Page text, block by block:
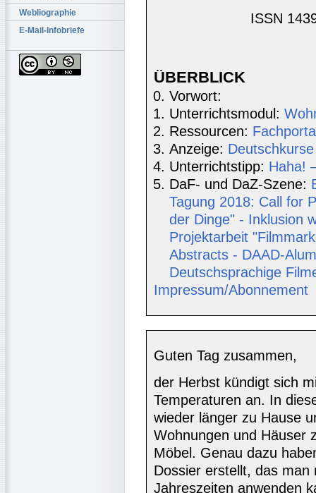
Webliographie
E-Mail-Infobriefe
ISSN
ÜBERBLICK
Vorwort:
Unterrichtsmodul:
Ressourcen:
Anzeige:
Unterrichtstipp: Haha!
DaF- und DaZ-Szene:
Tagung 2018: Call for
der Dinge" - Inklusion
Projektarbeit
Abstracts - DAAD-
Deutschsprachige
Impressum/Abonnement
Guten Tag zusammen,
der Herbst kündigt sich
Temperaturen an. In
wieder länger zu Hause
Wohnungen und Häuser
Möbel. Genau dazu
Dossier erstellt, das man
Jahreszeiten anwenden